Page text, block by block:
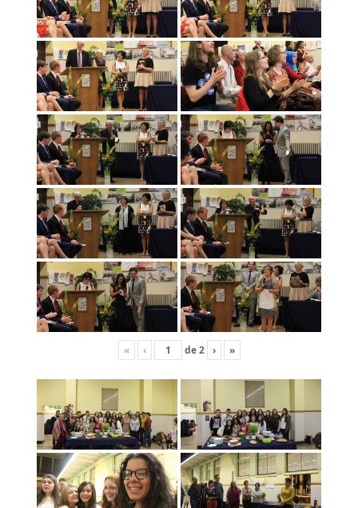
« ‹ de2 › »